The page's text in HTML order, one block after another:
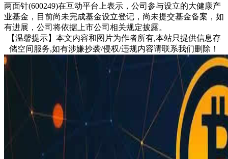
两面针(600249)在互动平台上表示，公司参与设立的大健康产
业基金，目前尚未完成基金设立登记，尚未提交基金备案，如
有进展，公司将依据上市公司相关规定披露。
【温馨提示】本文内容和图片为作者所有,本站只提供信息存
储空间服务,如有涉嫌抄袭/侵权/违规内容请联系我们删除！